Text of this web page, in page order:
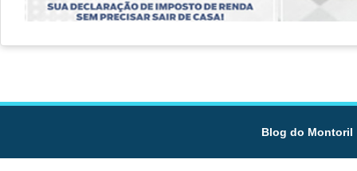
Blog do Montoril